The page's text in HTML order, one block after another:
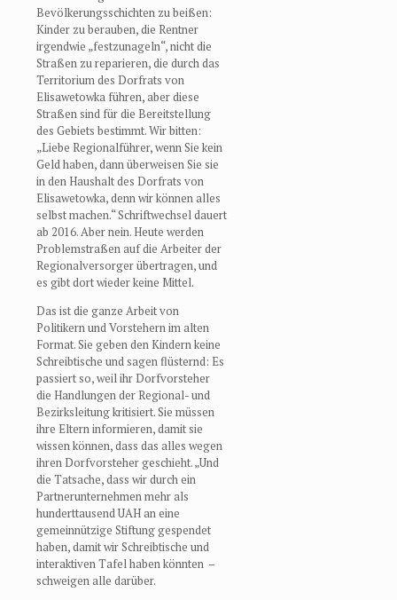
Bevölkerungsschichten zu beißen:
Kinder zu berauben, die Rentner
irgendwie „festzunageln“, nicht die
Straßen zu reparieren, die durch das
Territorium des Dorfrats von
Elisawetowka führen, aber diese
Straßen sind für die Bereitstellung
des Gebiets bestimmt. Wir bitten:
„Liebe Regionalführer, wenn Sie kein
Geld haben, dann überweisen Sie sie
in den Haushalt des Dorfrats von
Elisawetowka, denn wir können alles
selbst machen.“ Schriftwechsel dauert
ab 2016. Aber nein. Heute werden
Problemstraßen auf die Arbeiter der
Regionalversorger übertragen, und
es gibt dort wieder keine Mittel.
Das ist die ganze Arbeit von
Politikern und Vorstehern im alten
Format. Sie geben den Kindern keine
Schreibtische und sagen flüsternd: Es
passiert so, weil ihr Dorfvorsteher
die Handlungen der Regional- und
Bezirksleitung kritisiert. Sie müssen
ihre Eltern informieren, damit sie
wissen können, dass das alles wegen
ihren Dorfvorsteher geschieht. „Und
die Tatsache, dass wir durch ein
Partnerunternehmen mehr als
hunderttausend UAH an eine
gemeinnützige Stiftung gespendet
haben, damit wir Schreibtische und
interaktiven Tafel haben könnten –
schweigen alle darüber.